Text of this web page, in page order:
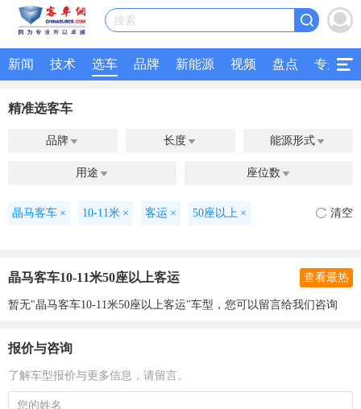
搜索
新闻 技术 选车 品牌 新能源 视频 盘点 专题
精准选客车
品牌  长度  能源形式 
用途  座位数 
晶马客车 × 10-11米 × 客运 × 50座以上 × 清空
晶马客车10-11米50座以上客运 查看最热
暂无"晶马客车10-11米50座以上客运"车型，您可以留言给我们咨询
报价与咨询
了解车型报价与更多信息，请留言。